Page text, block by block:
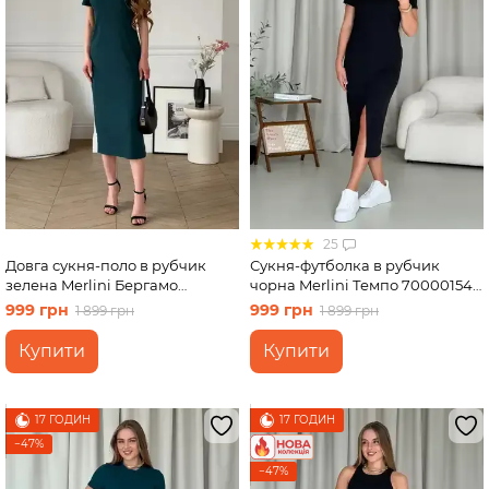
Довга сукня-поло в рубчик
зелена Merlini Бергамо
700002245 розмір L-XL
999 грн 1 899 грн
Купити
25
Сукня-футболка в рубчик
чорна Merlini Темпо 700001541
розмір L-XL
999 грн 1 899 грн
Купити
17 ГОДИН
−47%
17 ГОДИН
−47%